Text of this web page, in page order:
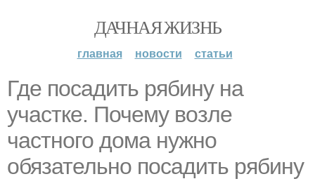
ДАЧНАЯ ЖИЗНЬ
главная новости статьи
Где посадить рябину на
участке. Почему возле
частного дома нужно
обязательно посадить рябину